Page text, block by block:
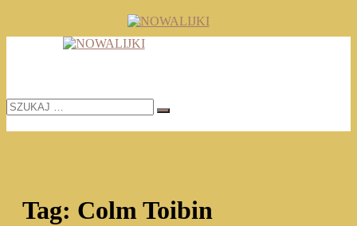
content
TOMASZ RADOCHOŃSKI PISZE O KSIĄŻKACH
SZUKAJ
…
Tag: Colm Toibin